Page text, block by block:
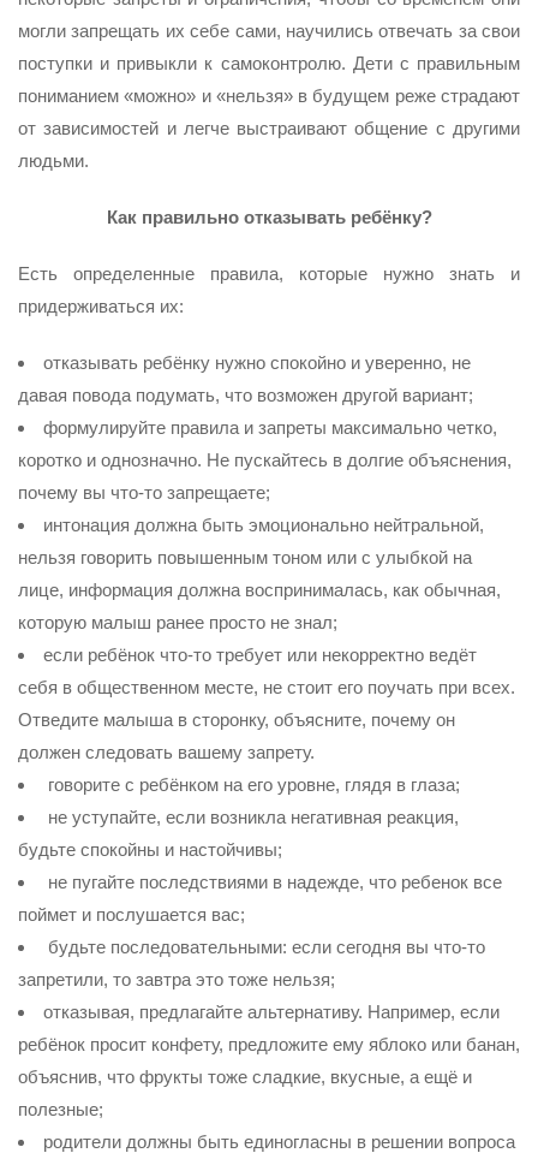
могли запрещать их себе сами, научились отвечать за свои
поступки и привыкли к самоконтролю. Дети с правильным
пониманием «можно» и «нельзя» в будущем реже страдают
от зависимостей и легче выстраивают общение с другими
людьми.
Как правильно отказывать ребёнку?
Есть определенные правила, которые нужно знать и
придерживаться их:
отказывать ребёнку нужно спокойно и уверенно, не
давая повода подумать, что возможен другой вариант;
формулируйте правила и запреты максимально четко,
коротко и однозначно. Не пускайтесь в долгие объяснения,
почему вы что-то запрещаете;
интонация должна быть эмоционально нейтральной,
нельзя говорить повышенным тоном или с улыбкой на
лице, информация должна воспринималась, как обычная,
которую малыш ранее просто не знал;
если ребёнок что-то требует или некорректно ведёт
себя в общественном месте, не стоит его поучать при всех.
Отведите малыша в сторонку, объясните, почему он
должен следовать вашему запрету.
говорите с ребёнком на его уровне, глядя в глаза;
не уступайте, если возникла негативная реакция,
будьте спокойны и настойчивы;
не пугайте последствиями в надежде, что ребенок все
поймет и послушается вас;
будьте последовательными: если сегодня вы что-то
запретили, то завтра это тоже нельзя;
отказывая, предлагайте альтернативу. Например, если
ребёнок просит конфету, предложите ему яблоко или банан,
объяснив, что фрукты тоже сладкие, вкусные, а ещё и
полезные;
родители должны быть единогласны в решении вопроса